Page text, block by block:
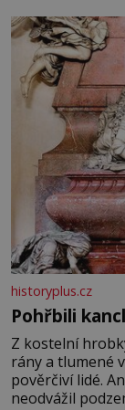
se na
Velkých
historyplus.cz
Pohřbili
Z kostelní
rány a tlumené
pověrčiví lidé.
neodvážil